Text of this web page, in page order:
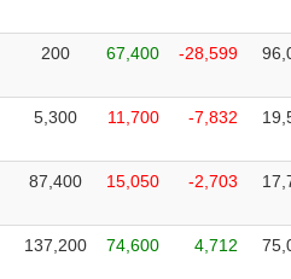
200 67,400 -28,599
5,300 11,700 -7,832
87,400 15,050 -2,703
137,200 74,600 4,712